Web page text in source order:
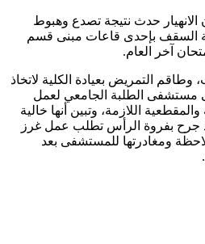
حدث نتيجة تصدع وهبوط
السقف بإحدى قاعات مبنى قسم
آخر العام.
التمريض بعيادة الكلية لاتخاذ
مستشفى الطلبة الجامعي لعمل
اللازمة، وتبين أنها خالية
جرح بفروة الرأس تطلب عمل غرز
ومغادرتها للمستشفى بعد